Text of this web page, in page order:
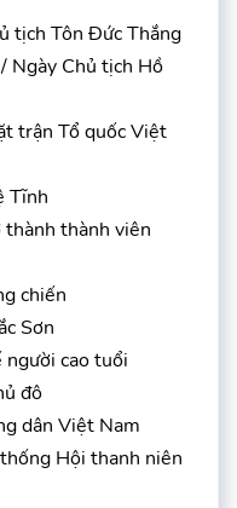
tịch Tôn Đức Thắng
Ngày Chủ tịch Hồ
trận Tổ quốc Việt
Tĩnh
thành viên
chiến
Sơn
cao tuổi
đô
dân Việt Nam
Hội thanh niên